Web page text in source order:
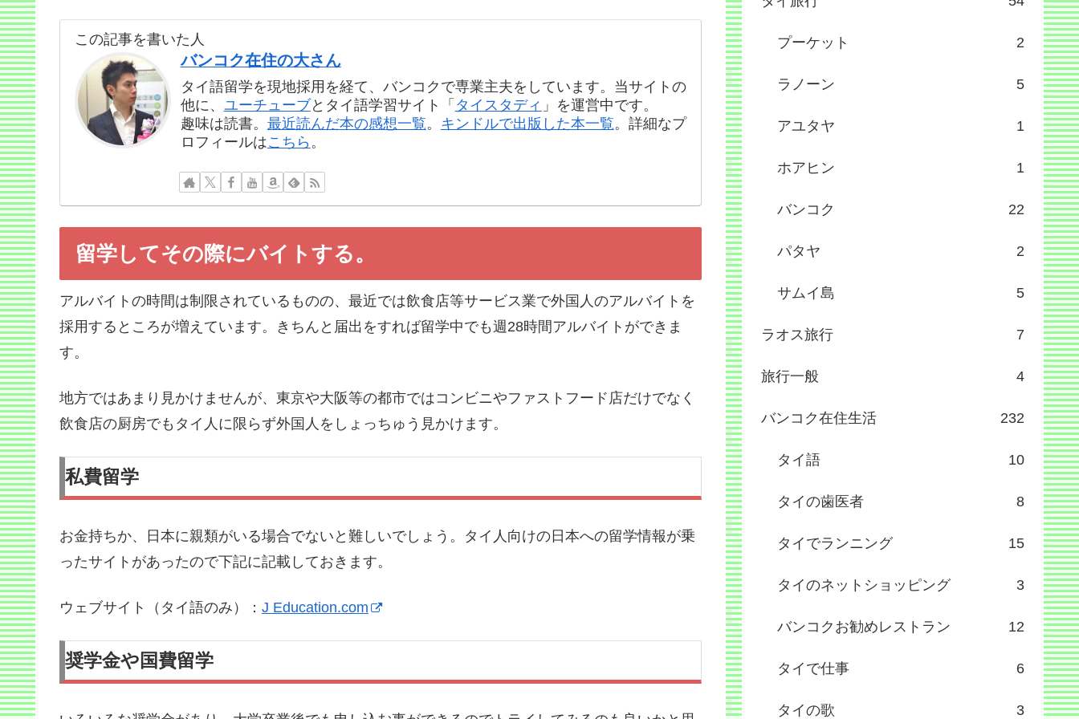
この記事を書いた人
バンコク在住の大さん
タイ語留学を現地採用を経て、バンコクで専業主夫をしています。当サイトの
他に、 ユーチューブ とタイ語学習サイト「 タイスタディ 」を運営中です。
趣味は読書。 最近読んだ本の感想一覧。 キンドルで出版した本一覧。詳細なプ
ロフィールはこちら 。
留学してその際にバイトする。
アルバイトの時間は制限されているものの、最近では飲食店等サービス業で外国人のアルバイトを
採用するところが増えています。きちんと届出をすれば留学中でも週28時間アルバイトができま
す。
地方ではあまり見かけませんが、東京や大阪等の都市ではコンビニやファストフード店だけでなく
飲食店の厨房でもタイ人に限らず外国人をしょっちゅう見かけます。
私費留学
お金持ちか、日本に親類がいる場合でないと難しいでしょう。タイ人向けの日本への留学情報が乗
ったサイトがあったので下記に記載しておきます。
ウェブサイト（タイ語のみ）： J Education.com
奨学金や国費留学
プーケット 2
ラノーン 5
アユタヤ 1
ホアヒン 1
バンコク 22
パタヤ 2
サムイ島 5
ラオス旅行 7
旅行一般 4
バンコク在住生活 232
タイ語 10
タイの歯医者 8
タイでランニング 15
タイのネットショッピング 3
バンコクお勧めレストラン 12
タイで仕事 6
タイの歌 3